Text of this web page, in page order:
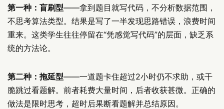
第一种：盲刷型——拿到题目就写代码，不分析数据范围，
不思考算法类型。结果是写了一半发现思路错误，浪费时间
重来。这类学生往往停留在“凭感觉写代码”的层面，缺乏系
统的方法论。
第二种：拖延型——一道题卡住超过2小时仍不求助，或干
脆跳过看题解。前者耗费大量时间，后者收获甚微。正确的
做法是限时思考，超时后果断看题解并总结原因。